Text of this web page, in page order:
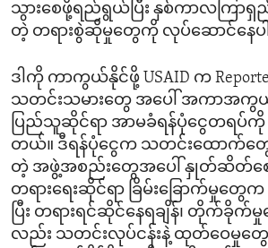
သွားစေဖို့ရည်ရွယ်ပြီး နှစ်ကာလကြာ
တဲ့ တရားစွဲဆိုမှုတွေကို လုပ်ဆောင်နေ
ဒါကို ကာကွယ်နိုင်ဖို့ USAID က
သတင်းသမားတွေ အပေါ် အကာအကွယ်
ပြည်သူဆိုင်ရာ အာမခံရန်ပုံငွေတရပ်ကို
တယ်။ ဒီရန်ပုံငွေက သတင်းထောက်တွ
တဲ့ အဖွဲ့အစည်းတွေအပေါ် နှုတ်ဆိတ်
တရားရေးဆိုင်ရာ ခြိမ်းခြောက်မှုတွ
ပြီး တရားရင်ဆိုင်နေရချိန်၊ တိုက်ခိုက်မှု
လည်း သတင်းလုပ်ငန်းနဲ့ ထုတ်ဝေမှု